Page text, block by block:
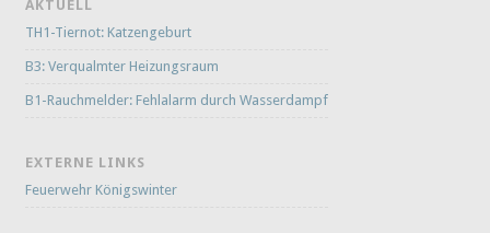
AKTUELL
TH1-Tiernot: Katzengeburt
B3: Verqualmter Heizungsraum
B1-Rauchmelder: Fehlalarm durch Wasserdampf
EXTERNE LINKS
Feuerwehr Königswinter